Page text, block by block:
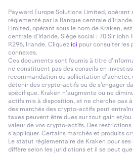
Payward Europe Solutions Limited, opérant
réglementé par la Banque centrale
Limited, opérant sous le nom de Kraken,
centrale d’Irlande. Siège social : 70 Sir John
R296, Irlande. Cliquezici pour consulter les
connexes.
Ces documents sont fournis à titre
ne constituent pas des conseils en
recommandation ou sollicitation d’acheter,
détenir des crypto-actifs ou de s’engager
spécifique. Kraken n’augmente ou ne
actifs mis à disposition, et ne cherche pas
des marchés des crypto-actifs peut
taxes peuvent être dues sur tout gain et/
valeur de vos crypto-actifs. Des
s’appliquer. Certains marchés et produits
Le statut réglementaire de Kraken pour
diffère selon les juridictions et il se peut